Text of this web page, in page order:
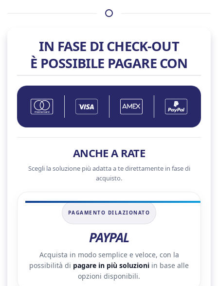
IN FASE DI CHECK-OUT
È POSSIBILE PAGARE CON
ANCHE A RATE
Scegli la soluzione più adatta a te direttamente in fase di
acquisto.
PAGAMENTO DILAZIONATO
PAYPAL
Acquista in modo semplice e veloce, con la
possibilità di pagare in più soluzioni in base alle
opzioni disponibili.